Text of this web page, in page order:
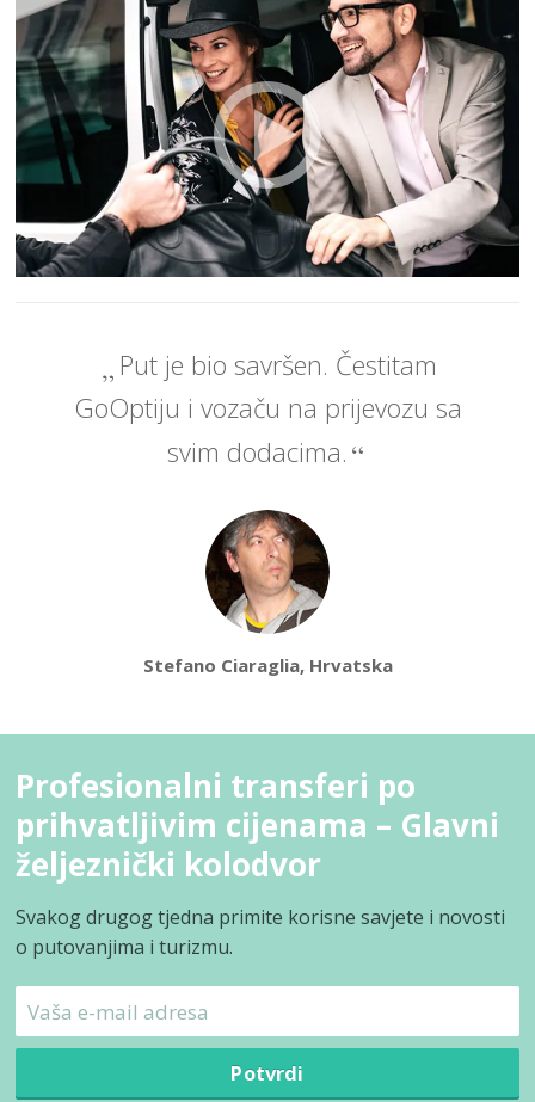
Put je bio savršen. Čestitam
GoOptiju i vozaču na prijevozu sa
svim dodacima.
Stefano Ciaraglia, Hrvatska
Profesionalni transferi po
prihvatljivim cijenama – Glavni
željeznički kolodvor
Svakog drugog tjedna primite korisne savjete i novosti
o putovanjima i turizmu.
Potvrdi